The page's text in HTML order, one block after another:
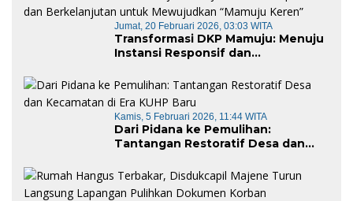
Jumat, 20 Februari 2026, 03:03 WITA
Transformasi DKP Mamuju: Menuju
Instansi Responsif dan
“Mamuju Keren”
Kamis, 5 Februari 2026, 11:44 WITA
Dari Pidana ke Pemulihan:
Tantangan Restoratif Desa dan